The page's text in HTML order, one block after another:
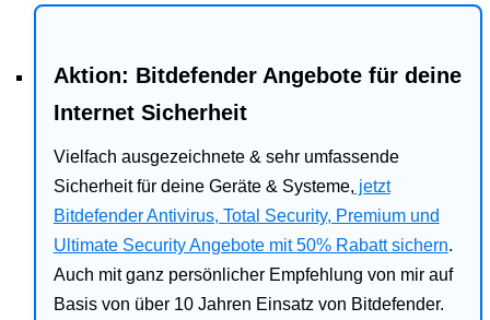
Aktion: Bitdefender Angebote für deine
Internet Sicherheit
Vielfach ausgezeichnete & sehr umfassende
Sicherheit für deine Geräte & Systeme, jetzt
Bitdefender Antivirus, Total Security, Premium und
Ultimate Security Angebote mit 50% Rabatt sichern.
Auch mit ganz persönlicher Empfehlung von mir auf
Basis von über 10 Jahren Einsatz von Bitdefender.